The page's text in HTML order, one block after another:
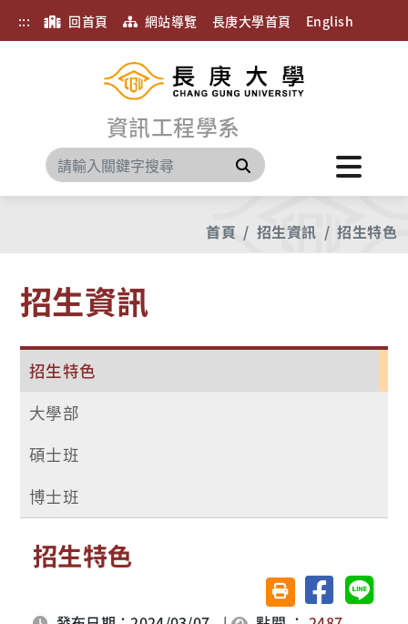
::: 回首頁 網站導覽 長庚大學首頁 English
資訊工程學系
搜尋
首頁 招生資訊 招生特色
招生資訊
招生特色
大學部
碩士班
博士班
招生特色
友善列印(另開視窗)
分享至臉書分享